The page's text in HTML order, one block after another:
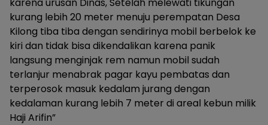
kurang lebih 20 meter menuju perempatan Desa
Kilong tiba tiba dengan sendirinya mobil berbelok ke
kiri dan tidak bisa dikendalikan karena panik
langsung menginjak rem namun mobil sudah
terlanjur menabrak pagar kayu pembatas dan
terperosok masuk kedalam jurang dengan
kedalaman kurang lebih 7 meter di areal kebun milik
Haji Arifin”